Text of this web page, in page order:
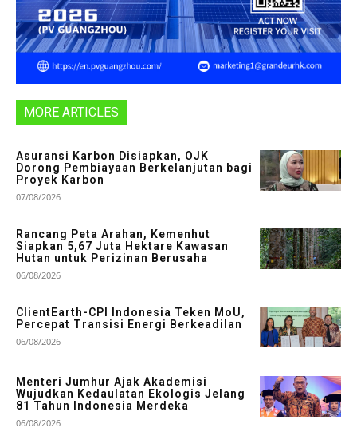
MORE ARTICLES
Asuransi Karbon Disiapkan, OJK
Dorong Pembiayaan Berkelanjutan bagi
Proyek Karbon
07/08/2026
Rancang Peta Arahan, Kemenhut
Siapkan 5,67 Juta Hektare Kawasan
Hutan untuk Perizinan Berusaha
06/08/2026
ClientEarth-CPI Indonesia Teken MoU,
Percepat Transisi Energi Berkeadilan
06/08/2026
Menteri Jumhur Ajak Akademisi
Wujudkan Kedaulatan Ekologis Jelang
81 Tahun Indonesia Merdeka
06/08/2026